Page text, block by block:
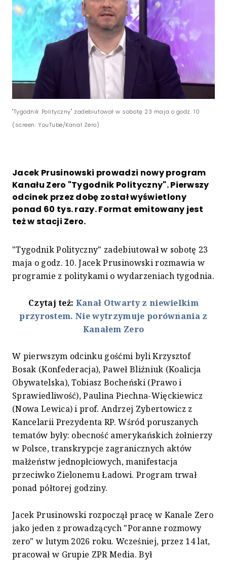
"Tygodnik Polityczny" zadebiutował w sobotę 23 maja o godz. 10
(screen: YouTube/Kanał Zero)
Jacek Prusinowski prowadzi nowy program
Kanału Zero "Tygodnik Polityczny". Pierwszy
odcinek przez dobę został wyświetlony
ponad 60 tys. razy. Format emitowany jest
też w stacji Zero.
"Tygodnik Polityczny" zadebiutował w sobotę 23
maja o godz. 10. Jacek Prusinowski rozmawia w
programie z politykami o wydarzeniach tygodnia.
Czytaj też: Kanał Otwarty z niewielkim
przyrostem. Nie wytrzymuje porównania z
Kanałem Zero
W pierwszym odcinku gośćmi byli Krzysztof
Bosak (Konfederacja), Paweł Bliźniuk (Koalicja
Obywatelska), Tobiasz Bocheński (Prawo i
Sprawiedliwość), Paulina Piechna-Więckiewicz
(Nowa Lewica) i prof. Andrzej Zybertowicz z
Kancelarii Prezydenta RP. Wśród poruszanych
tematów były: obecność amerykańskich żołnierzy
w Polsce, transkrypcje zagranicznych aktów
małżeństw jednopłciowych, manifestacja
przeciwko Zielonemu Ładowi. Program trwał
ponad półtorej godziny.
Jacek Prusinowski rozpoczął pracę w Kanale Zero
jako jeden z prowadzących "Poranne rozmowy
zero" w lutym 2026 roku. Wcześniej, przez 14 lat,
pracował w Grupie ZPR Media. Był